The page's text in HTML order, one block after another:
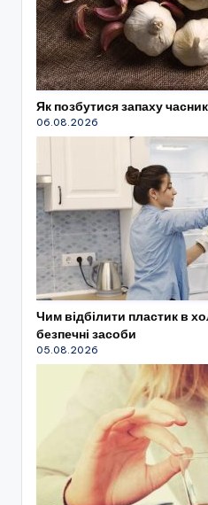
Як позбутися запаху
06.08.2026
Чим відбілити пластик в
безпечні засоби
05.08.2026